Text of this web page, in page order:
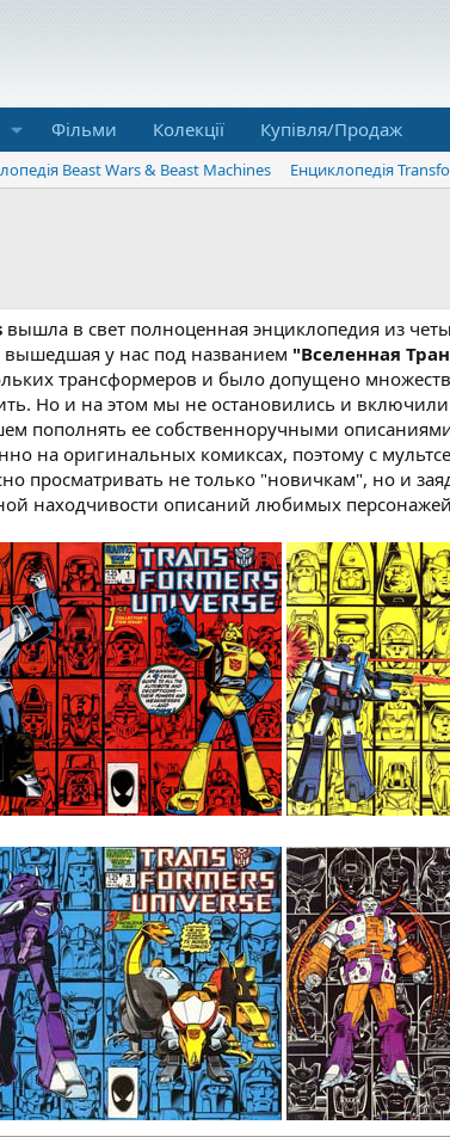
Фільми Колекції Купівля/Продаж
Beast Wars & Beast Machines Енциклопедія
вышла в свет полноценная энциклопедия из
вышедшая у нас под названием "Вселенная
трансформеров и было допущено
Но и на этом мы не остановились и
пополнять ее собственноручными
на оригинальных комиксах, поэтому с
просматривать не только "новичкам", но и
находчивости описаний любимых